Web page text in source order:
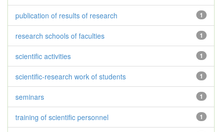
1
publication of results of research
1
research schools of faculties
1
scientific activities
1
scientific-research work of students
1
seminars
1
training of scientific personnel